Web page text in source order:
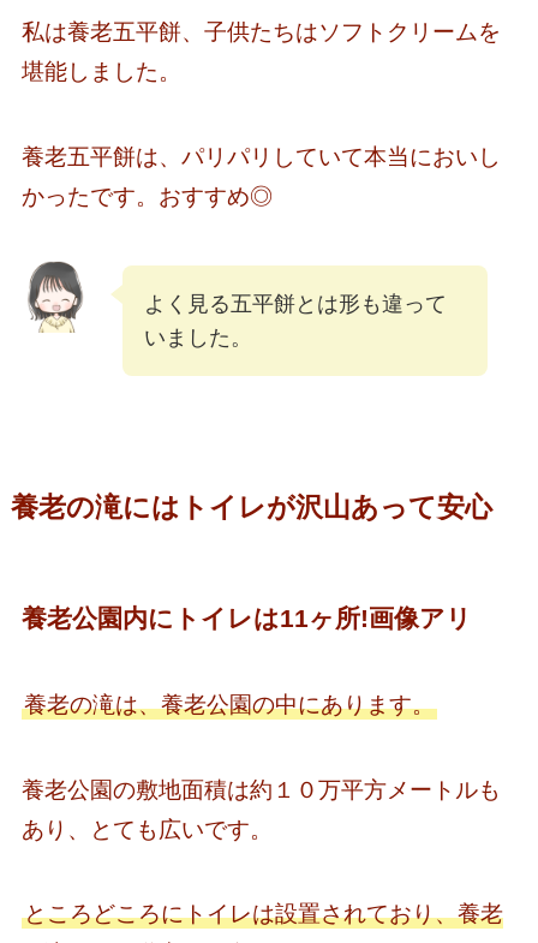
私は養老五平餅、子供たちはソフトクリームを
堪能しました。
養老五平餅は、パリパリしていて本当においし
かったです。おすすめ◎
よく見る五平餅とは形も違って
いました。
養老の滝にはトイレが沢山あって安心
養老公園内にトイレは11ヶ所!画像アリ
養老の滝は、養老公園の中にあります。
養老公園の敷地面積は約１０万平方メートルも
あり、とても広いです。
ところどころにトイレは設置されており、養老